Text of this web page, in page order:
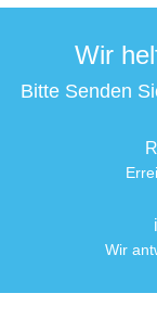
Wir
Bitte Senden
Wir